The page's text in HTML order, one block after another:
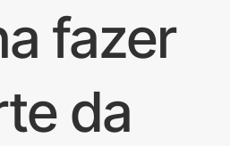
fazer
da